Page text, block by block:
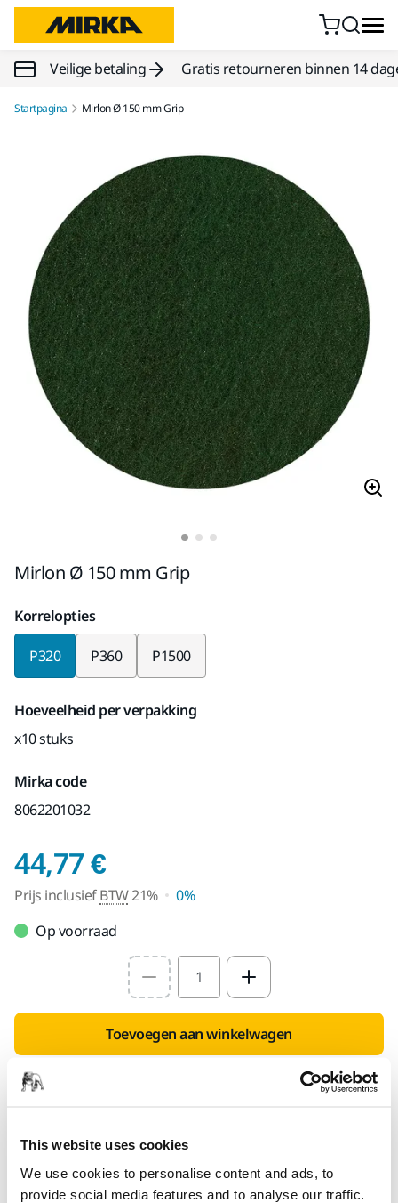
This website uses cookies
We use cookies to personalise content and ads, to
provide social media features and to analyse our traffic.
Doorgaan naar inhoud
Veilige betaling Gratis retourneren binnen 14
Startpagina Mirlon Ø 150 mm Grip
Mirlon Ø 150 mm Grip
Korrelopties
P320 P360 P1500
Hoeveelheid per verpakking
x10 stuks
Mirka code
8062201032
44,77 €Prijs inclusief BTW
Prijs inclusiefBTW21%
0%
Op voorraad
Select quantity value
Toevoegen aan winkelwagen
SPECIAAL VOOR U
Geen verzendkosten bij bestellingen vanaf €50,- incl.
Veilige betaling